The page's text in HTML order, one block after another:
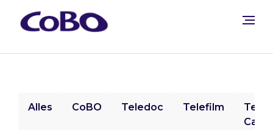
Alles CoBO Teledoc Telefilm